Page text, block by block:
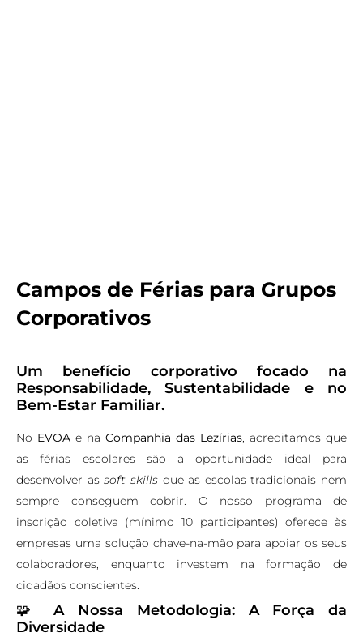
Campos de Férias para Grupos
Corporativos
Um benefício corporativo focado na
Responsabilidade, Sustentabilidade e no
Bem-Estar Familiar.
No EVOA e na Companhia das Lezírias, acreditamos que
as férias escolares são a oportunidade ideal para
desenvolver assoft skillsque as escolas tradicionais nem
sempre conseguem cobrir. O nosso programa de
inscrição coletiva (mínimo 10 participantes) oferece às
empresas uma solução chave-na-mão para apoiar os seus
colaboradores, enquanto investem na formação de
cidadãos conscientes.
🧩A Nossa Metodologia: A Força da
Diversidade